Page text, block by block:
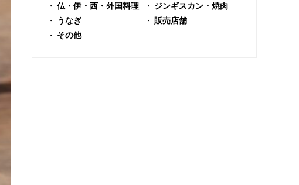
仏・伊・西・外国料理
ジンギスカン・焼肉
うなぎ
販売店舗
その他